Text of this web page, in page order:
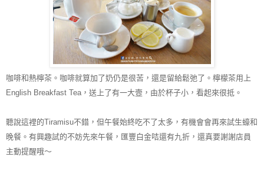
咖啡和熱檸茶。咖啡就算加了奶仍是很苦，還是留給鬆弛了。檸檬茶用上
English Breakfast Tea，送上了有一大壼，由於杯子小，看起來很抵。
聽說這裡的Tiramisu不錯，但午餐始終吃不了太多，有機會會再來試生蠔和
晚餐。有興趣試的不妨先來午餐，匯豐白金咭還有九折，還真要謝謝店員
主動提醒哦～